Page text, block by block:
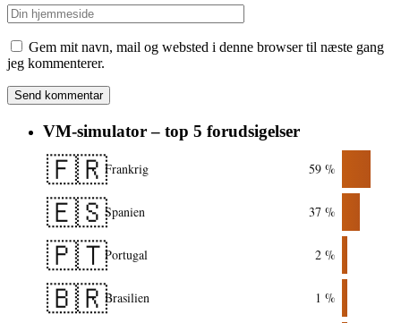
Gem mit navn, mail og websted i denne browser til næste gang
jeg kommenterer.
VM-simulator – top 5 forudsigelser
🇫🇷Frankrig 59 %
🇪🇸Spanien 37 %
🇵🇹Portugal 2 %
🇧🇷Brasilien 1 %